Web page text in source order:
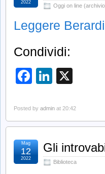
Oggi on line
2022
Leggere
Condividi:
Facebook
LinkedIn
Posted by admin at 20:42
Gli
Biblioteca
Mag
12
2022